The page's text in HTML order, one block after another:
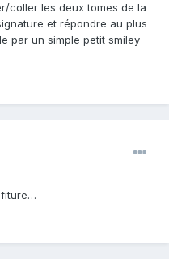
coller les deux tomes de la
et répondre au plus
par un simple petit smiley